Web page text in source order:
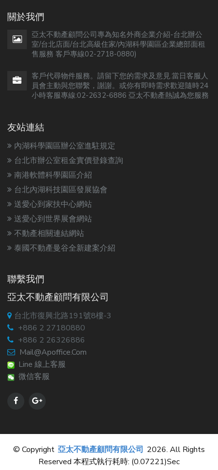
關於我們
亞太不動產顧問公司專為知名外商企業介紹-台北辦公
室/台北店面/台北高級住家/內湖科學園區企業總部面租
售服務 客戶專線02-2718-0880)
客戶代尋物件服務。請留下您的需求及意見.當日客服人
員會主動與您聯繫，謝謝。或你有即時需求歡迎隨時24
小時客服專線:02-2632-6886 亞太不動產熱誠為您服務
友站連結
內湖科學園區辦公室進駐規定
台北市辦公室租金實價登錄查詢
南港軟體科學園區介紹
台北內湖科技園區發展協會
送愛心到家扶中心網站
送愛心到世界展會網站
不動產相關連結網站
泰國不動產曼谷全新建案介紹
聯繫我們
亞太不動產顧問有限公司
台北市復興北路191號8樓-3
+886 2 27180880
+886 2 26326886
Mail@apoffice.com
Line 線上客服
微信客服
© Copyright 亞太不動產顧問有限公司 2026. All Rights
Reserved 本程式執行耗時: (0.07221)sec